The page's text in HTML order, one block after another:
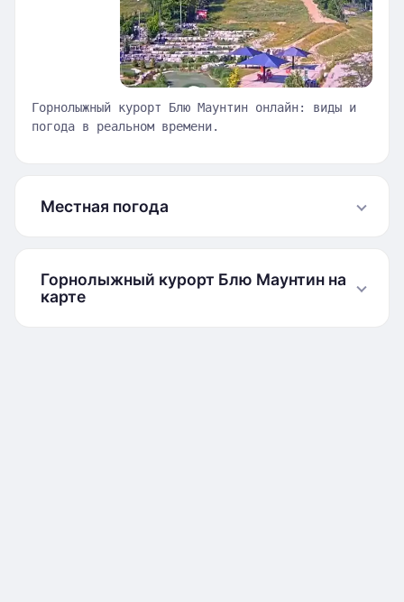
Горнолыжный курорт Блю Маунтин онлайн: виды и
погода в реальном времени.
Местная погода
Горнолыжный курорт Блю Маунтин на
карте